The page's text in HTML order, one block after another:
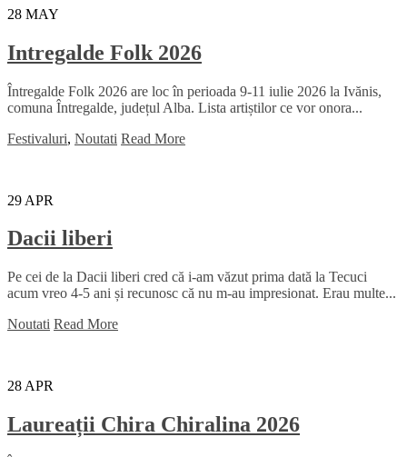
28 MAY
Intregalde Folk 2026
Întregalde Folk 2026 are loc în perioada 9-11 iulie 2026 la Ivănis,
comuna Întregalde, județul Alba. Lista artiștilor ce vor onora...
Festivaluri, Noutati Read More
29 APR
Dacii liberi
Pe cei de la Dacii liberi cred că i-am văzut prima dată la Tecuci
acum vreo 4-5 ani și recunosc că nu m-au impresionat. Erau multe...
Noutati Read More
28 APR
Laureații Chira Chiralina 2026